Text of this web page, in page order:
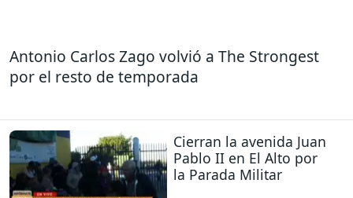
Antonio Carlos Zago volvió a The Strongest
por el resto de temporada
Cierran la avenida Juan
Pablo II en El Alto por
la Parada Militar